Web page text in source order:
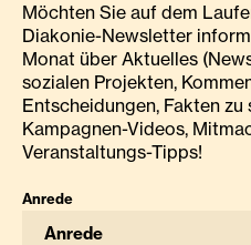
Möchten Sie auf dem
Diakonie-Newsletter
Monat über Aktuelles
sozialen Projekten,
Entscheidungen, Fakten zu
Kampagnen-Videos,
Veranstaltungs-Tipps!
Anrede
Anrede